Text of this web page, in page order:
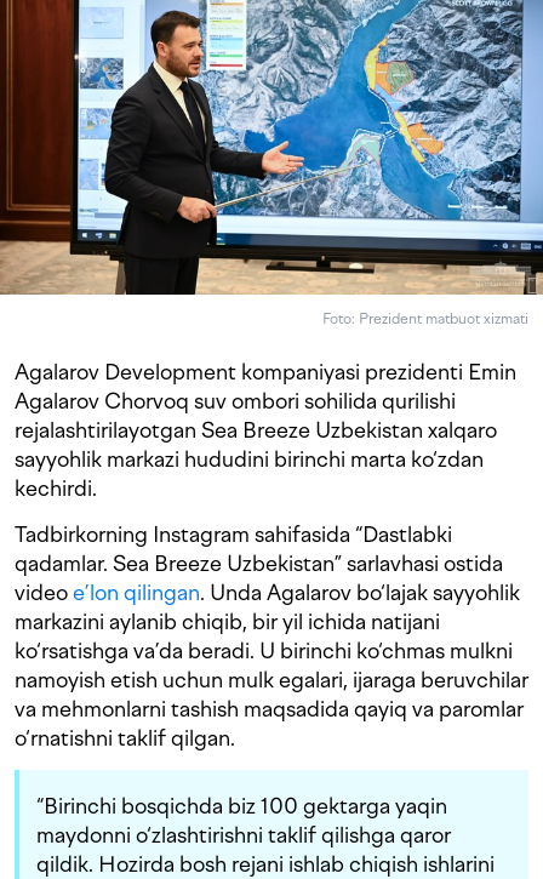
Foto: Prezident matbuot xizmati
Agalarov Development kompaniyasi prezidenti Emin
Agalarov Chorvoq suv ombori sohilida qurilishi
rejalashtirilayotgan Sea Breeze Uzbekistan xalqaro
sayyohlik markazi hududini birinchi marta ko‘zdan
kechirdi.
Tadbirkorning Instagram sahifasida “Dastlabki
qadamlar. Sea Breeze Uzbekistan” sarlavhasi ostida
videoe’lon qilingan. Unda Agalarov bo‘lajak sayyohlik
markazini aylanib chiqib, bir yil ichida natijani
ko‘rsatishga va’da beradi. U birinchi ko‘chmas mulkni
namoyish etish uchun mulk egalari, ijaraga beruvchilar
va mehmonlarni tashish maqsadida qayiq va paromlar
o‘rnatishni taklif qilgan.
“Birinchi bosqichda biz 100 gektarga yaqin
maydonni o‘zlashtirishni taklif qilishga qaror
qildik. Hozirda bosh rejani ishlab chiqish ishlarini